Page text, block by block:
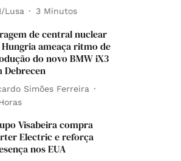
Lusa 3 Minutos
de central nuclear
Hungria ameaça ritmo de
do novo BMW iX3
Debrecen
Simões Ferreira
Visabeira compra
Electric e reforça
nos EUA